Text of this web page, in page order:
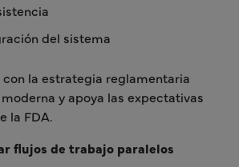
del sistema
con la estrategia reglamentaria
y apoya las expectativas
la FDA.
flujos de trabajo paralelos